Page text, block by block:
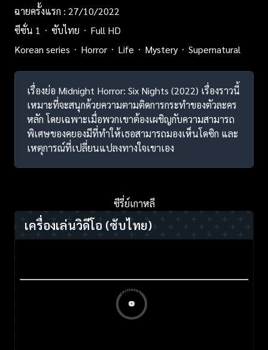
ฉายครั้งแรก : 27/10/2022
ซีซั่น 1
ซับไทย
Full HD
Korean series
Horror Life Mystery Supernatural
เรื่องย่อ Midnight Horror: Six Nights (2022) เรื่องราวนี้
เหมาะที่จะสนุกด้วยความตามติดการกระทำของตัวละคร
หลัก โดยเฉพาะเมื่อพวกเขาต้องเผชิญกับความสามารถ
พิเศษของคยองมีที่ทำให้เธอสามารถมองเห็นโดซิก และ
เหตุการณ์ที่เปลี่ยนแปลงทางใจเขาเอง
ซีรี่ย์เกาหลี
เครื่องเล่นวิดีโอ (ซับไทย)